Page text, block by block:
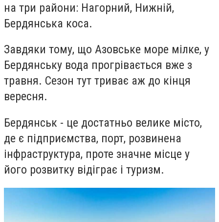
на три райони: Нагорний, Нижній,
Бердянська коса.
Завдяки тому, що Азовське море мілке, у
Бердянську вода прогрівається вже з
травня. Сезон тут триває аж до кінця
вересня.
Бердянськ - це достатньо велике місто,
де є підприємства, порт, розвинена
інфраструктура, проте значне місце у
його розвитку відіграє і туризм.